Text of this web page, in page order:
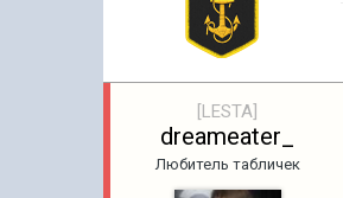
[LESTA]
dreameater_
Любитель табличек